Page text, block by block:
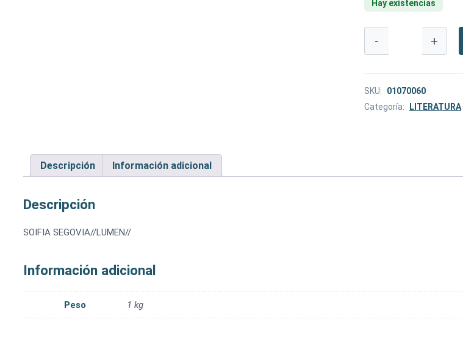
Hay existencias
-
MURMULLO
DE
cantidad
+
SKU:
01070060
Categoría:
LITERATURA
Descripción Información adicional
Descripción
SOIFIA SEGOVIA//LUMEN//
Información adicional
Peso 1 kg